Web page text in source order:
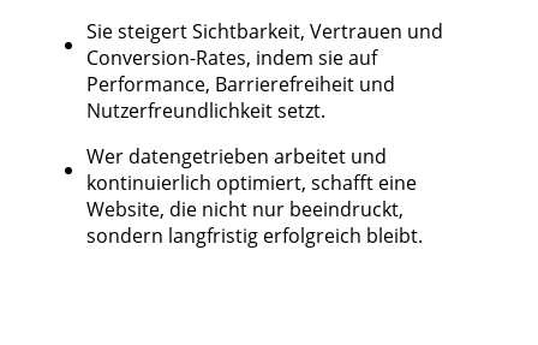
Sie steigert Sichtbarkeit, Vertrauen und
Conversion-Rates, indem sie auf
Performance, Barrierefreiheit und
Nutzerfreundlichkeit setzt.
Wer datengetrieben arbeitet und
kontinuierlich optimiert, schafft eine
Website, die nicht nur beeindruckt,
sondern langfristig erfolgreich bleibt.